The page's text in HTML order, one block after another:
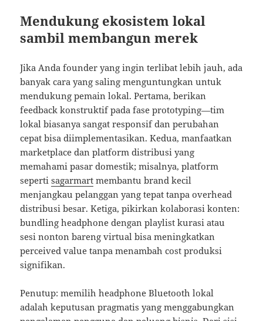
Mendukung ekosistem lokal
sambil membangun merek
Jika Anda founder yang ingin terlibat lebih jauh, ada
banyak cara yang saling menguntungkan untuk
mendukung pemain lokal. Pertama, berikan
feedback konstruktif pada fase prototyping—tim
lokal biasanya sangat responsif dan perubahan
cepat bisa diimplementasikan. Kedua, manfaatkan
marketplace dan platform distribusi yang
memahami pasar domestik; misalnya, platform
sepertisagarmart membantu brand kecil
menjangkau pelanggan yang tepat tanpa overhead
distribusi besar. Ketiga, pikirkan kolaborasi konten:
bundling headphone dengan playlist kurasi atau
sesi nonton bareng virtual bisa meningkatkan
perceived value tanpa menambah cost produksi
signifikan.
Penutup: memilih headphone Bluetooth lokal
adalah keputusan pragmatis yang menggabungkan